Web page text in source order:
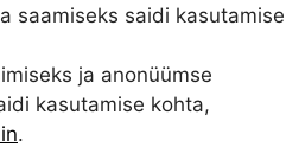
saamiseks saidi kasutamise
ja anonüümse
kasutamise kohta,
.